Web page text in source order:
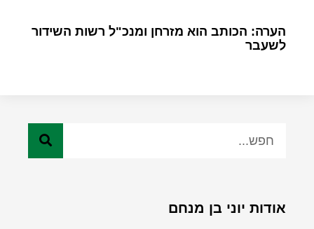
הערה: הכותב הוא מזרחן ומנכ"ל רשות השידור
לשעבר
אודות יוני בן מנחם